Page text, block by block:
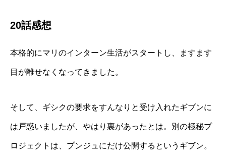
20話感想
本格的にマリのインターン生活がスタートし、ますます
目が離せなくなってきました。
そして、ギシクの要求をすんなりと受け入れたギブンに
は戸惑いましたが、やはり裏があったとは。別の極秘プ
ロジェクトは、プンジュにだけ公開するというギブン。